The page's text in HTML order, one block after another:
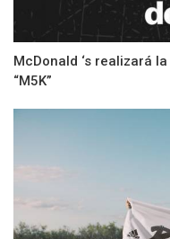
McDonald ‘s realizará
“M5K”